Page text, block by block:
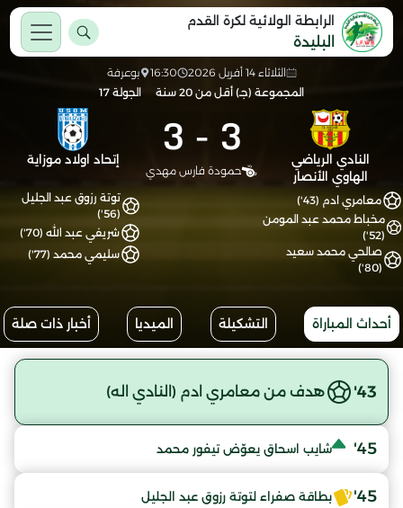
الرابطة الولائية لكرة القدم
البليدة
الثلاثاء 14 أفريل 2026 16:30
بوعرفة
المجموعة (جـ) أقل من 20 سنة
الجولة 17
النادي الرياضي
الهاوي الأنصار
3
-
3
حمودة فارس مهدي
إتحاد اولاد موزاية
معامري ادم (43')
مخباط محمد عبد المومن
(52')
صالحي محمد سعيد
(80')
توتة رزوق عبد الجليل
(56')
شريفي عبد الله (70')
سليمي محمد (77')
أحداث المباراة التشكيلة الميديا أخبار ذات صلة
43' هدف من معامري ادم (النادي اله)
45' شايب اسحاق يعوّض تيفور محمد
45' بطاقة صفراء لتوتة رزوق عبد الجليل